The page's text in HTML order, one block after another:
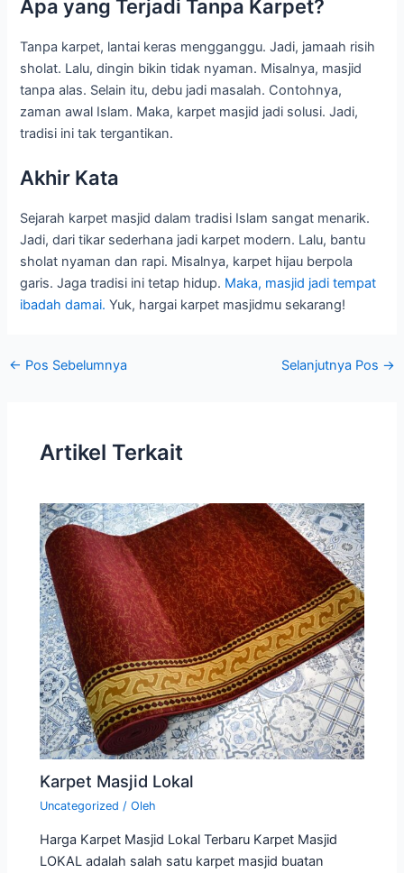
Apa yang Terjadi Tanpa Karpet?
Tanpa karpet, lantai keras mengganggu. Jadi, jamaah risih
sholat. Lalu, dingin bikin tidak nyaman. Misalnya, masjid
tanpa alas. Selain itu, debu jadi masalah. Contohnya,
zaman awal Islam. Maka, karpet masjid jadi solusi. Jadi,
tradisi ini tak tergantikan.
Akhir Kata
Sejarah karpet masjid dalam tradisi Islam sangat menarik.
Jadi, dari tikar sederhana jadi karpet modern. Lalu, bantu
sholat nyaman dan rapi. Misalnya, karpet hijau berpola
garis. Jaga tradisi ini tetap hidup. Maka, masjid jadi tempat
ibadah damai. Yuk, hargai karpet masjidmu sekarang!
← Pos Sebelumnya Selanjutnya Pos →
Artikel Terkait
Karpet Masjid Lokal
Uncategorized / Oleh
Harga Karpet Masjid Lokal Terbaru Karpet Masjid
LOKAL adalah salah satu karpet masjid buatan